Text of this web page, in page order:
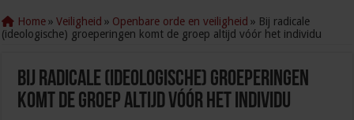
Home » Veiligheid » Openbare orde en veiligheid » Bij radicale
(ideologische) groeperingen komt de groep altijd vóór het individu
Bij radicale (ideologische) groeperingen
komt de groep altijd vóór het individu